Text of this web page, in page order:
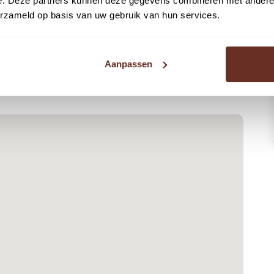
op basis van uw gebruik van hun services.
Aanpassen